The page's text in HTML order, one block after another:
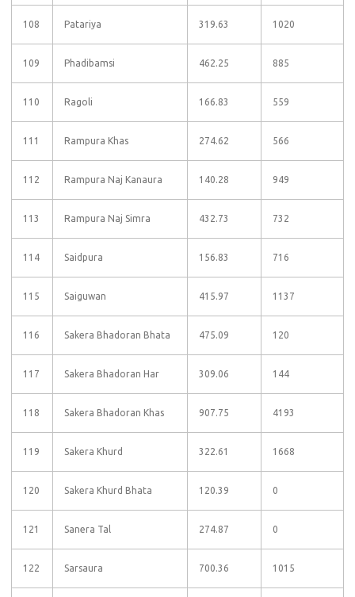
108 Patariya 319.63 1020
109 Phadibamsi 462.25 885
110 Ragoli 166.83 559
111 Rampura Khas 274.62 566
112 Rampura Naj Kanaura 140.28 949
113 Rampura Naj Simra 432.73 732
114 Saidpura 156.83 716
115 Saiguwan 415.97 1137
116 Sakera Bhadoran Bhata 475.09 120
117 Sakera Bhadoran Har 309.06 144
118 Sakera Bhadoran Khas 907.75 4193
119 Sakera Khurd 322.61 1668
120 Sakera Khurd Bhata 120.39 0
121 Sanera Tal 274.87 0
122 Sarsaura 700.36 1015